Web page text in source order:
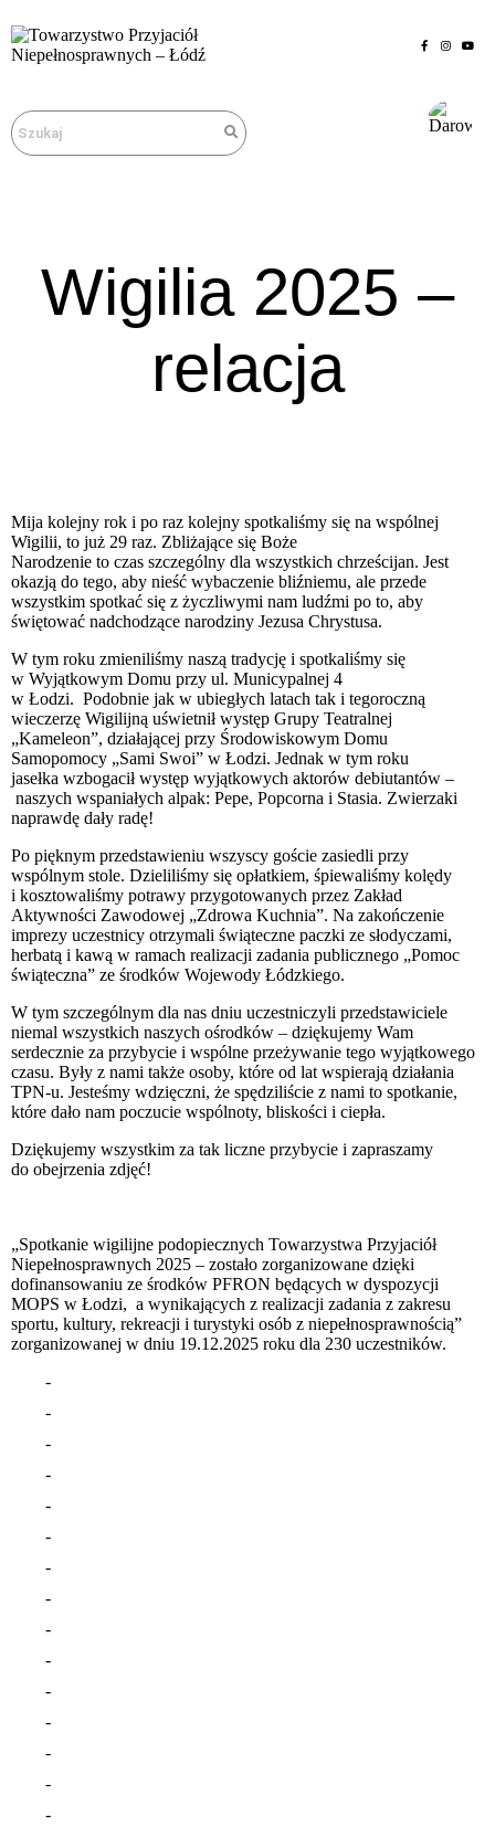
Wigilia 2025 –
relacja
Mija kolejny rok i po raz kolejny spotkaliśmy się na wspólnej
Wigilii, to już 29 raz. Zbliżające się Boże
Narodzenie to czas szczególny dla wszystkich chrześcijan. Jest
okazją do tego, aby nieść wybaczenie bliźniemu, ale przede
wszystkim spotkać się z życzliwymi nam ludźmi po to, aby
świętować nadchodzące narodziny Jezusa Chrystusa.
W tym roku zmieniliśmy naszą tradycję i spotkaliśmy się
w Wyjątkowym Domu przy ul. Municypalnej 4
w Łodzi. Podobnie jak w ubiegłych latach tak i tegoroczną
wieczerzę Wigilijną uświetnił występ Grupy Teatralnej
„Kameleon”, działającej przy Środowiskowym Domu
Samopomocy „Sami Swoi” w Łodzi. Jednak w tym roku
jasełka wzbogacił występ wyjątkowych aktorów debiutantów –
naszych wspaniałych alpak: Pepe, Popcorna i Stasia. Zwierzaki
naprawdę dały radę!
Po pięknym przedstawieniu wszyscy goście zasiedli przy
wspólnym stole. Dzieliliśmy się opłatkiem, śpiewaliśmy kolędy
i kosztowaliśmy potrawy przygotowanych przez Zakład
Aktywności Zawodowej „Zdrowa Kuchnia”. Na zakończenie
imprezy uczestnicy otrzymali świąteczne paczki ze słodyczami,
herbatą i kawą w ramach realizacji zadania publicznego „Pomoc
świąteczna” ze środków Wojewody Łódzkiego.
W tym szczególnym dla nas dniu uczestniczyli przedstawiciele
niemal wszystkich naszych ośrodków – dziękujemy Wam
serdecznie za przybycie i wspólne przeżywanie tego wyjątkowego
czasu. Były z nami także osoby, które od lat wspierają działania
TPN-u. Jesteśmy wdzięczni, że spędziliście z nami to spotkanie,
które dało nam poczucie wspólnoty, bliskości i ciepła.
Dziękujemy wszystkim za tak liczne przybycie i zapraszamy
do obejrzenia zdjęć!
„Spotkanie wigilijne podopiecznych Towarzystwa Przyjaciół
Niepełnosprawnych 2025 – zostało zorganizowane dzięki
dofinansowaniu ze środków PFRON będących w dyspozycji
MOPS w Łodzi, a wynikających z realizacji zadania z zakresu
sportu, kultury, rekreacji i turystyki osób z niepełnosprawnością”
zorganizowanej w dniu 19.12.2025 roku dla 230 uczestników.